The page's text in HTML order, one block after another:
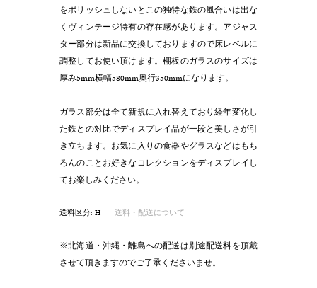
をポリッシュしないとこの独特な鉄の風合いは出な
くヴィンテージ特有の存在感があります。アジャス
ター部分は新品に交換しておりますので床レベルに
調整してお使い頂けます。棚板のガラスのサイズは
厚み5mm横幅580mm奥行350mmになります。
ガラス部分は全て新規に入れ替えており経年変化し
た鉄との対比でディスプレイ品が一段と美しさが引
き立ちます。お気に入りの食器やグラスなどはもち
ろんのことお好きなコレクションをディスプレイし
てお楽しみください。
送料区分: H 送料・配送について
※北海道・沖縄・離島への配送は別途配送料を頂戴
させて頂きますのでご了承くださいませ。